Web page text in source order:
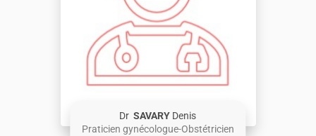
Dr SAVARY Denis
Praticien gynécologue-Obstétricien